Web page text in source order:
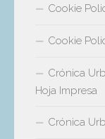
Cookie
Cookie
Crónica
Hoja Impresa
Crónica